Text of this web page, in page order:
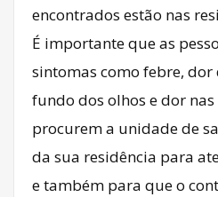
encontrados estão nas
É importante que as
sintomas como febre, dor
fundo dos olhos e dor
procurem a unidade de
da sua residência para
e também para que o